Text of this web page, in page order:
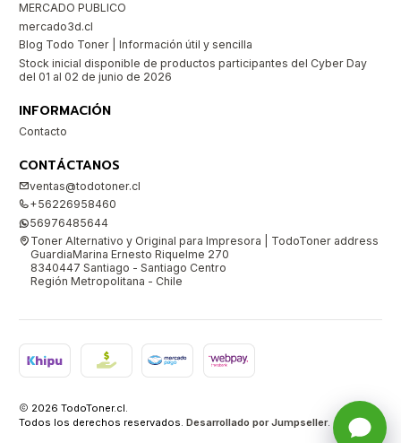
MERCADO PUBLICO
mercado3d.cl
Blog Todo Toner | Información útil y sencilla
Stock inicial disponible de productos participantes del Cyber Day
del 01 al 02 de junio de 2026
INFORMACIÓN
Contacto
CONTÁCTANOS
ventas@todotoner.cl
+56226958460
56976485644
Toner Alternativo y Original para Impresora | TodoToner address
GuardiaMarina Ernesto Riquelme 270
8340447 Santiago - Santiago Centro
Región Metropolitana - Chile
2026 TodoToner.cl.
Todos los derechos reservados. Desarrollado por Jumpseller.